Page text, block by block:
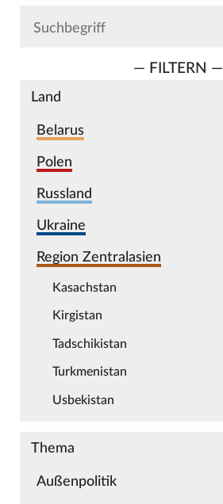
— FILTERN —
Land
Belarus
Polen
Russland
Ukraine
Region Zentralasien
Kasachstan
Kirgistan
Tadschikistan
Turkmenistan
Usbekistan
Thema
Außenpolitik